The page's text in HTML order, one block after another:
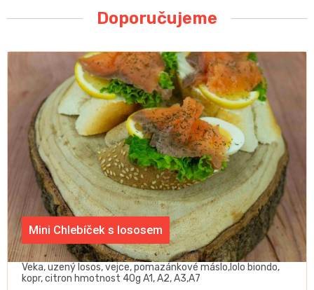
Doporučujeme
Mini Chlebíček s lososem
Veka, uzený losos, vejce, pomazánkové máslo,lolo biondo,
kopr, citron hmotnost 40g A1, A2, A3,A7